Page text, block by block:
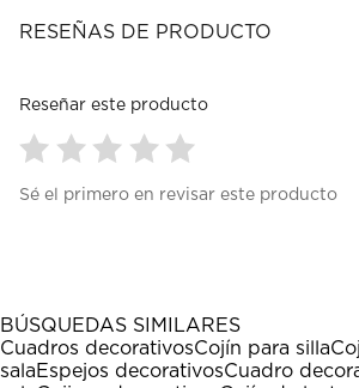
RESEÑAS DE PRODUCTO
Reseñar este producto
para
1
estrella
Esta
acción
para
estrellas.
Esta
acción
para
estrellas.
Esta
acción
para
estrellas.
Esta
acción
para
estrellas.
Esta
acción
Sé el primero en revisar este producto
BÚSQUEDAS SIMILARES
Cuadros decorativosCojín para silla
salaEspejos decorativosCuadro